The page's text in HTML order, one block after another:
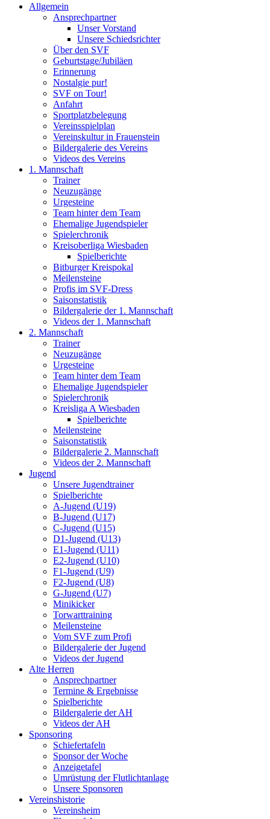
Allgemein
Ansprechpartner
Unser Vorstand
Unsere Schiedsrichter
Über den SVF
Geburtstage/Jubiläen
Erinnerung
Nostalgie pur!
SVF on Tour!
Anfahrt
Sportplatzbelegung
Vereinsspielplan
Vereinskultur in Frauenstein
Bildergalerie des Vereins
Videos des Vereins
1. Mannschaft
Trainer
Neuzugänge
Urgesteine
Team hinter dem Team
Ehemalige Jugendspieler
Spielerchronik
Kreisoberliga Wiesbaden
Spielberichte
Bitburger Kreispokal
Meilensteine
Profis im SVF-Dress
Saisonstatistik
Bildergalerie der 1. Mannschaft
Videos der 1. Mannschaft
2. Mannschaft
Trainer
Neuzugänge
Urgesteine
Team hinter dem Team
Ehemalige Jugendspieler
Spielerchronik
Kreisliga A Wiesbaden
Spielberichte
Meilensteine
Saisonstatistik
Bildergalerie 2. Mannschaft
Videos der 2. Mannschaft
Jugend
Unsere Jugendtrainer
Spielberichte
A-Jugend (U19)
B-Jugend (U17)
C-Jugend (U15)
D1-Jugend (U13)
E1-Jugend (U11)
E2-Jugend (U10)
F1-Jugend (U9)
F2-Jugend (U8)
G-Jugend (U7)
Minikicker
Torwarttraining
Meilensteine
Vom SVF zum Profi
Bildergalerie der Jugend
Videos der Jugend
Alte Herren
Ansprechpartner
Termine & Ergebnisse
Spielberichte
Bildergalerie der AH
Videos der AH
Sponsoring
Schiefertafeln
Sponsor der Woche
Anzeigetafel
Umrüstung der Flutlichtanlage
Unsere Sponsoren
Vereinshistorie
Vereinsheim